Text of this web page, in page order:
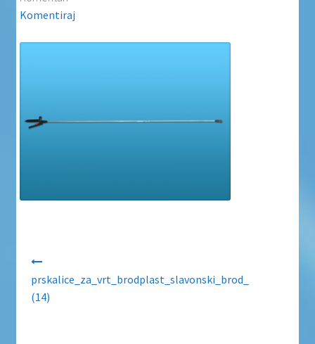
Uvjeti poslovanja
Zaštita privatnosti i uvjeti poslovanja
Komentiraj
prskalice_za_vrt_brodplast_slavonski_brod_
(14)